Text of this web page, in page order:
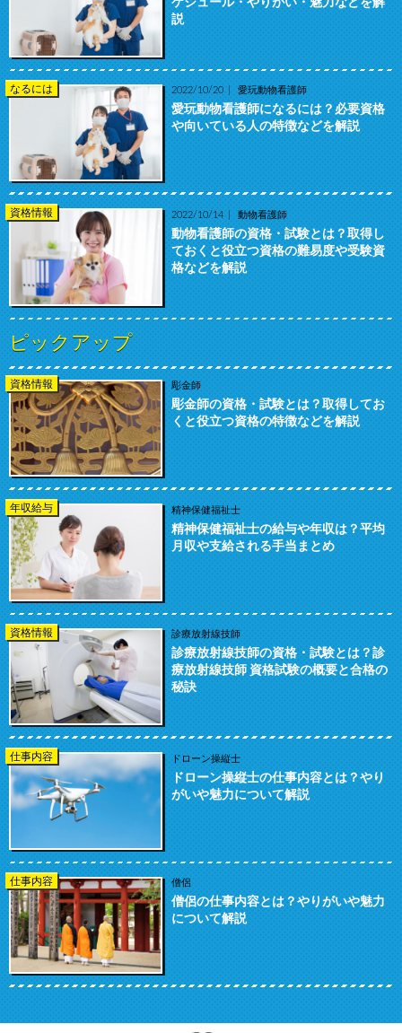
説
なるには 2022/10/20 愛玩動物看護師
愛玩動物看護師になるには？必要資格
や向いている人の特徴などを解説
資格情報 2022/10/14 動物看護師
動物看護師の資格・試験とは？取得し
ておくと役立つ資格の難易度や受験資
格などを解説
ピックアップ
資格情報 彫金師
彫金師の資格・試験とは？取得してお
くと役立つ資格の特徴などを解説
年収給与 精神保健福祉士
精神保健福祉士の給与や年収は？平均
月収や支給される手当まとめ
資格情報 診療放射線技師
診療放射線技師の資格・試験とは？診
療放射線技師 資格試験の概要と合格の
秘訣
仕事内容 ドローン操縦士
ドローン操縦士の仕事内容とは？やり
がいや魅力について解説
仕事内容 僧侶
僧侶の仕事内容とは？やりがいや魅力
について解説